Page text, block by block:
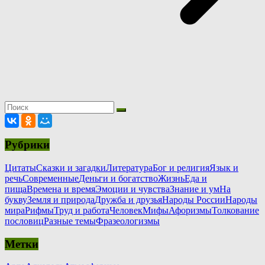
Рубрики
ЦитатыСказки и загадкиЛитератураБог и религияЯзык и
речьСовременныеДеньги и богатствоЖизньЕда и
пищаВремена и времяЭмоции и чувстваЗнание и умНа
буквуЗемля и природаДружба и друзьяНароды РоссииНароды
мираРифмыТруд и работаЧеловекМифыАфоризмыТолкование
пословицРазные темыФразеологизмы
Метки